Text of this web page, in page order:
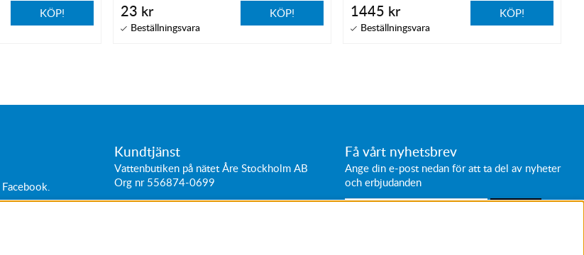
KÖP! 23 kr KÖP! 1445 kr KÖP!
Facebook
Kundtjänst
Vattenbutiken på nätet Åre Stockholm AB
Org nr 556874-0699
Få vårt nyhetsbrev
Ange din e-post nedan för att ta del av nyheter
och erbjudanden